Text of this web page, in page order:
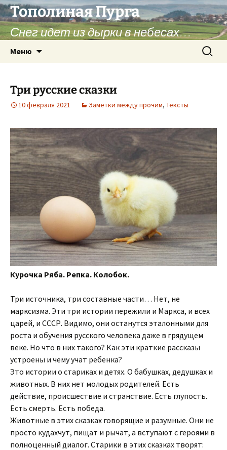
Перейти
к
содержимому
Тополиная Пурга
Снег идет из дырки в небесах…
Меню Найти:
Три русские сказки
10 февраля 2021 Заметки между прочим, Тексты
Курочка Ряба. Репка. Колобок.
Три источника, три составные части… Нет, не
марксизма. Эти три истории пережили и Маркса, и всех
царей, и СССР. Видимо, они останутся эталонными для
роста и обучения русского человека даже в грядущем
веке. Но что в них такого? Как эти краткие рассказы
устроены и чему учат ребенка?
Это истории о стариках и детях. О бабушках, дедушках и
животных. В них нет молодых родителей. Есть
действие, происшествие и странствие. Есть глупость.
Есть смерть. Есть победа.
Животные в этих сказках говорящие и разумные. Они не
просто кудахчут, пищат и рычат, а вступают с героями в
полноценный диалог. Старики в этих сказках творят: